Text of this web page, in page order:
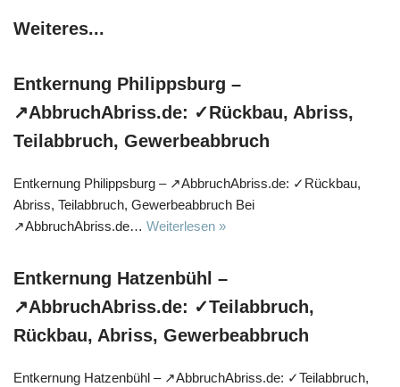
Weiteres...
Entkernung Philippsburg –
↗️AbbruchAbriss.de: ✓Rückbau, Abriss,
Teilabbruch, Gewerbeabbruch
Entkernung Philippsburg – ↗️AbbruchAbriss.de: ✓Rückbau,
Abriss, Teilabbruch, Gewerbeabbruch Bei
↗️AbbruchAbriss.de… Weiterlesen »
Entkernung Hatzenbühl –
↗️AbbruchAbriss.de: ✓Teilabbruch,
Rückbau, Abriss, Gewerbeabbruch
Entkernung Hatzenbühl – ↗️AbbruchAbriss.de: ✓Teilabbruch,